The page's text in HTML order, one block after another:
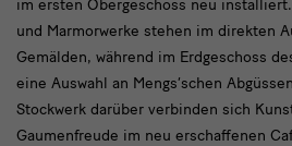
im ersten Obergeschoss neu
und Marmorwerke stehen im direkten
Gemälden, während im Erdgeschoss
eine Auswahl an Mengs‘schen
Stockwerk darüber verbinden sich
Gaumenfreude im neu erschaffenen